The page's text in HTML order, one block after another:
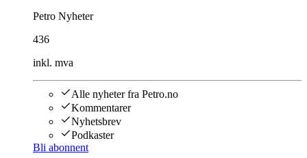
Petro Nyheter
436
inkl. mva
Alle nyheter fra Petro.no
Kommentarer
Nyhetsbrev
Podkaster
Bli abonnent